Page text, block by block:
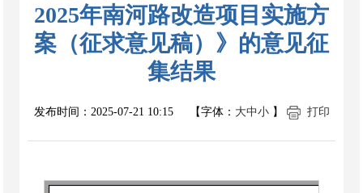
2025年南河路改造项目实施方
案（征求意见稿）》的意见征
集结果
发布时间： 2025-07-21 10:15【字体： 大中小】 打印